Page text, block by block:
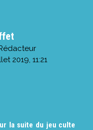
2019, 11:21
la suite du jeu culte